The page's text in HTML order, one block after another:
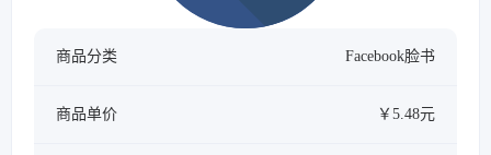
商品分类 Facebook脸书
商品单价 ￥5.48元